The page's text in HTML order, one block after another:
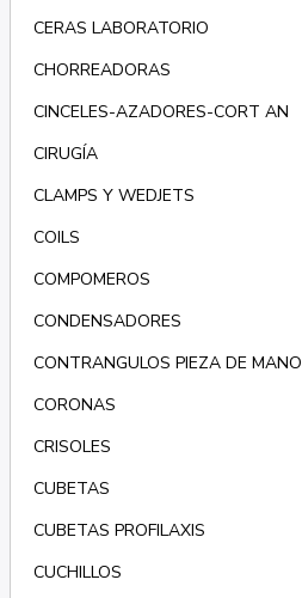
CERAS LABORATORIO
CHORREADORAS
CINCELES-AZADORES-CORT AN
CIRUGÍA
CLAMPS Y WEDJETS
COILS
COMPOMEROS
CONDENSADORES
CONTRANGULOS PIEZA DE MANO
CORONAS
CRISOLES
CUBETAS
CUBETAS PROFILAXIS
CUCHILLOS